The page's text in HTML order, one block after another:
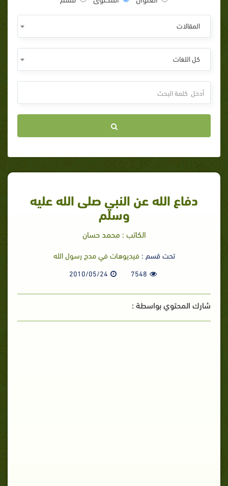
المقالات
كل اللغات
دفاع الله عن النبي صلى الله عليه
وسلم
الكاتب : محمد حسان
تحت قسم : فيديوهات في مدح رسول الله
7548
2010/05/24
شارك المحتوي بواسطة :